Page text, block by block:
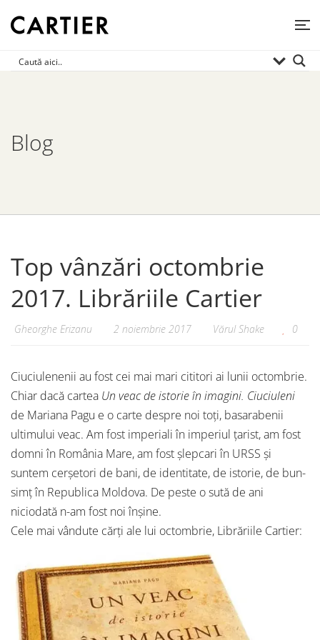
Blog
Top vânzări octombrie
2017. Librăriile Cartier
Gheorghe Erizanu 2 noiembrie 2017 Vărul Shake 0
Ciuciulenenii au fost cei mai mari cititori ai lunii octombrie.
Chiar dacă cartea Un veac de istorie în imagini. Ciuciuleni
de Mariana Pagu e o carte despre noi toți, basarabenii
ultimului veac. Am fost imperiali în imperiul țarist, am fost
domni în România Mare, am fost șlepcari în URSS și
suntem cerșetori de bani, de identitate, de istorie, de bun-
simț în Republica Moldova. De peste o sută de ani
niciodată n-am fost noi înșine.
Cele mai vândute cărți ale lui octombrie, Librăriile Cartier: